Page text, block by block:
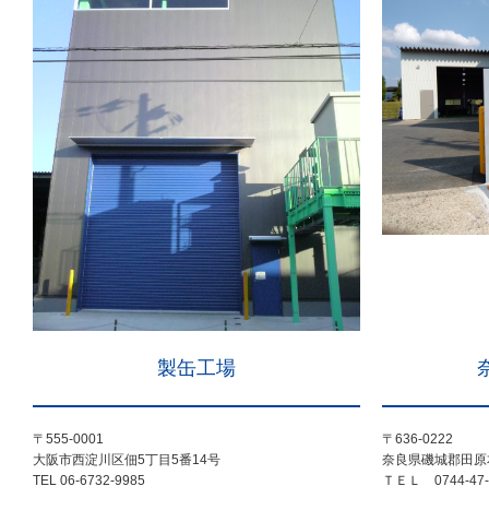
製缶工場
〒555-0001
大阪市西淀川区佃5丁目5番14号
TEL 06-6732-9985
〒636-0222
奈良県磯城郡田
ＴＥＬ 0744-